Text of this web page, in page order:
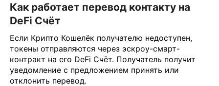
Как работает перевод контакту на
DeFi Счёт
Если Крипто Кошелёк получателю недоступен,
токены отправляются через эскроу-смарт-
контракт на его DeFi Счёт. Получатель получит
уведомление с предложением принять или
отклонить перевод.